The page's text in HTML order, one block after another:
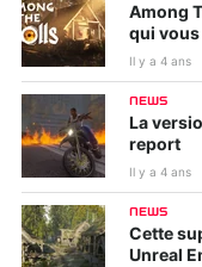
Among
qui
Il y a 4 ans
NEWS
La
report
Il y a 4 ans
NEWS
Cette
Unreal